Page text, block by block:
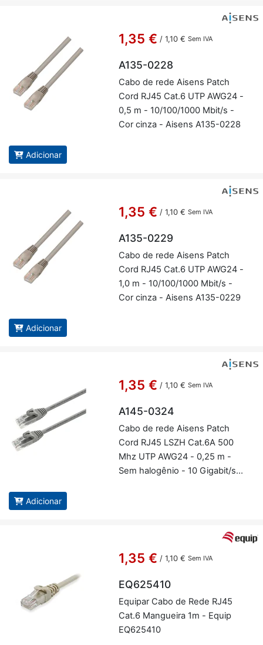
1,35 € / 1,10 € Sem IVA
A135-0228
Cabo de rede Ai­sens Patch
Cord RJ45 Cat.6 UTP AWG24 -
0,5 m - 10/100/1000 Mbit/s -
Cor cinza - Ai­sens A135-0228
Adicionar
1,35 € / 1,10 € Sem IVA
A135-0229
Cabo de rede Ai­sens Patch
Cord RJ45 Cat.6 UTP AWG24 -
1,0 m - 10/100/1000 Mbit/s -
Cor cinza - Ai­sens A135-0229
Adicionar
1,35 € / 1,10 € Sem IVA
A145-0324
Cabo de rede Ai­sens Patch
Cord RJ45 LSZH Cat.6A 500
Mhz UTP AWG24 - 0,25 m -
Sem ha­lo­gênio - 10 Gi­gabit/s -
Adicionar
1,35 € / 1,10 € Sem IVA
EQ625410
Equipar Cabo de Rede RJ45
Cat.6 Man­gueira 1m - Equip
EQ625410